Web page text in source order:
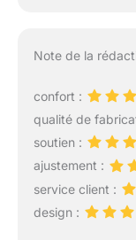
Note de la
confort :
qualité de
soutien :
ajustement :
service client :
design :